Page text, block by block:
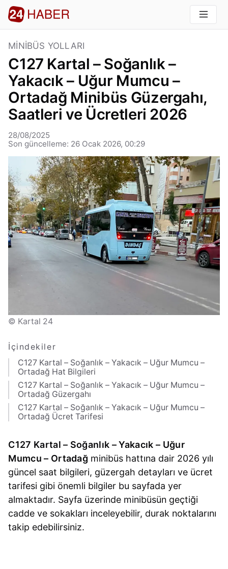
MINIBÜS YOLLARI
C127 Kartal – Soğanlık –
Yakacık – Uğur Mumcu –
Ortadağ Minibüs Güzergahı,
Saatleri ve Ücretleri 2026
28/08/2025
Son güncelleme: 26 Ocak 2026, 00:29
© Kartal 24
İçindekiler
C127 Kartal – Soğanlık – Yakacık – Uğur Mumcu –
Ortadağ Hat Bilgileri
C127 Kartal – Soğanlık – Yakacık – Uğur Mumcu –
Ortadağ Güzergahı
C127 Kartal – Soğanlık – Yakacık – Uğur Mumcu –
Ortadağ Ücret Tarifesi
C127 Kartal – Soğanlık – Yakacık – Uğur
Mumcu – Ortadağ minibüs hattına dair 2026 yılı
güncel saat bilgileri, güzergah detayları ve ücret
tarifesi gibi önemli bilgiler bu sayfada yer
almaktadır. Sayfa üzerinde minibüsün geçtiği
cadde ve sokakları inceleyebilir, durak noktalarını
takip edebilirsiniz.